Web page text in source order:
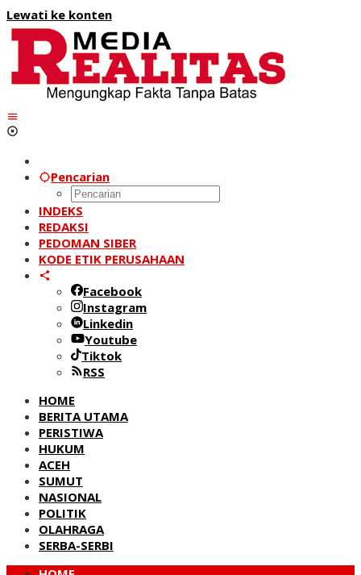
Lewati ke konten
Pencarian
INDEKS
REDAKSI
PEDOMAN SIBER
KODE ETIK PERUSAHAAN
Facebook
Instagram
Linkedin
Youtube
Tiktok
RSS
HOME
BERITA UTAMA
PERISTIWA
HUKUM
ACEH
SUMUT
NASIONAL
POLITIK
OLAHRAGA
SERBA-SERBI